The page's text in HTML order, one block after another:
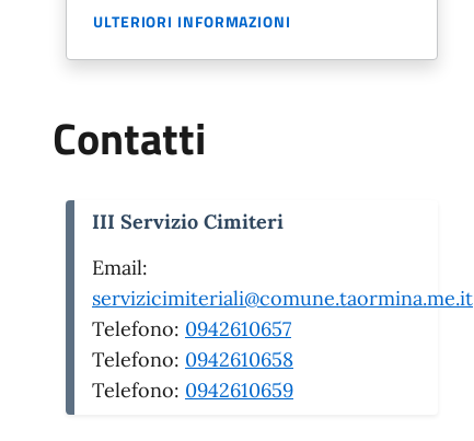
ULTERIORI INFORMAZIONI
Contatti
III Servizio Cimiteri
Email:
servizicimiteriali@comune.taormina.me.it
Telefono: 0942610657
Telefono: 0942610658
Telefono: 0942610659